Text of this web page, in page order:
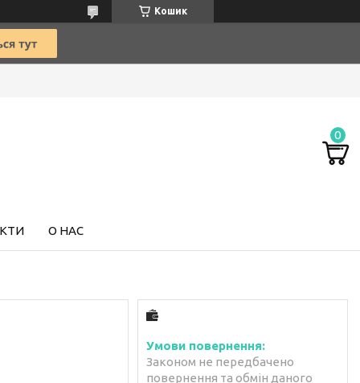
Кошик
О НАС
Законом не передбачено
повернення та обмін даного